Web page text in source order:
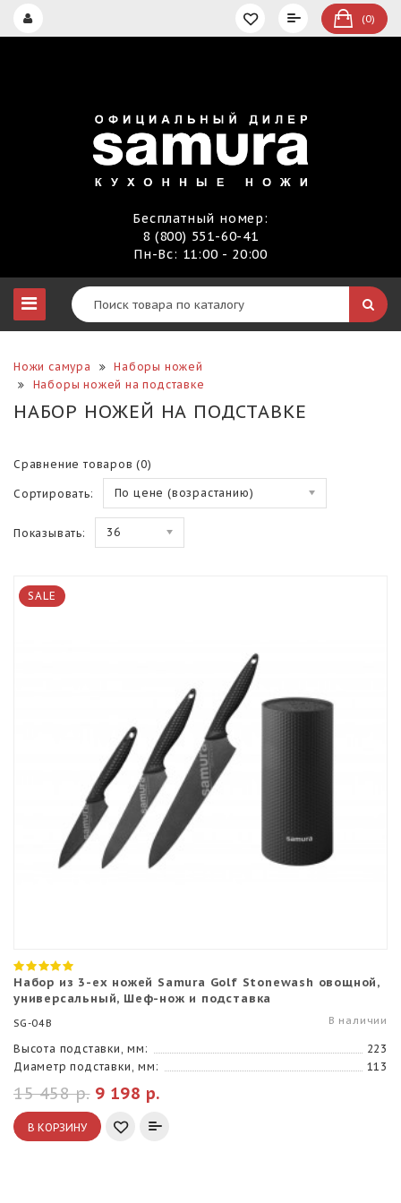
(0)
Бесплатный номер:
8 (800) 551-60-41
Пн-Вс: 11:00 - 20:00
Ножи самура
Наборы ножей
Наборы ножей на подставке
НАБОР НОЖЕЙ НА ПОДСТАВКЕ
Сравнение товаров (0)
Сортировать: По цене (возрастанию)
Показывать: 36
SALE
Набор из 3-ех ножей Samura Golf Stonewash овощной,
универсальный, Шеф-нож и подставка
SG-04B В наличии
Высота подставки, мм:
223
Диаметр подставки, мм:
113
9 198 р.
15 458 р.
В КОРЗИНУ